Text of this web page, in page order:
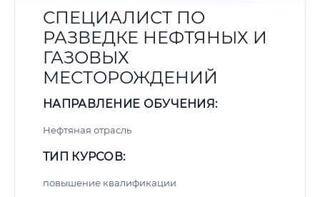
СПЕЦИАЛИСТ ПО
РАЗВЕДКЕ НЕФТЯНЫХ И
ГАЗОВЫХ
МЕСТОРОЖДЕНИЙ
НАПРАВЛЕНИЕ ОБУЧЕНИЯ:
Нефтяная отрасль
ТИП КУРСОВ:
повышение квалификации